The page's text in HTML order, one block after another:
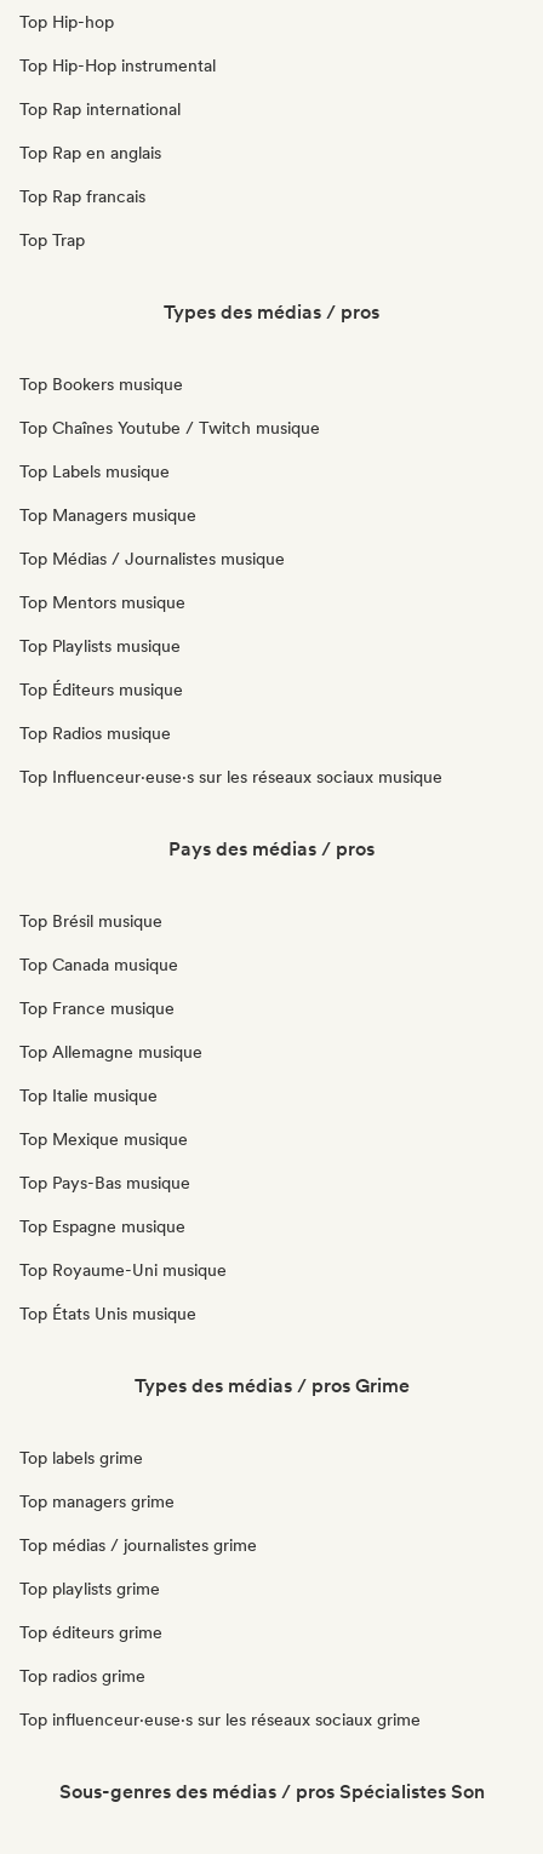
Top Hip-hop
Top Hip-Hop instrumental
Top Rap international
Top Rap en anglais
Top Rap francais
Top Trap
Types des médias / pros
Top Bookers musique
Top Chaînes Youtube / Twitch musique
Top Labels musique
Top Managers musique
Top Médias / Journalistes musique
Top Mentors musique
Top Playlists musique
Top Éditeurs musique
Top Radios musique
Top Influenceur·euse·s sur les réseaux sociaux musique
Pays des médias / pros
Top Brésil musique
Top Canada musique
Top France musique
Top Allemagne musique
Top Italie musique
Top Mexique musique
Top Pays-Bas musique
Top Espagne musique
Top Royaume-Uni musique
Top États Unis musique
Types des médias / pros Grime
Top labels grime
Top managers grime
Top médias / journalistes grime
Top playlists grime
Top éditeurs grime
Top radios grime
Top influenceur·euse·s sur les réseaux sociaux grime
Sous-genres des médias / pros Spécialistes Son